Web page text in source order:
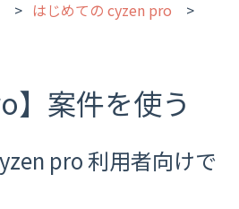
はじめての cyzen pro
】案件を使う
pro 利用者向けで